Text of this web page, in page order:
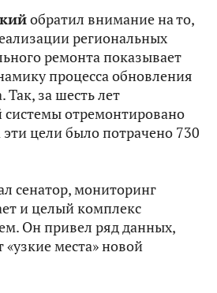
обратил внимание на то,
региональных
ремонта показывает
процесса обновления
за шесть лет
системы отремонтировано
цели было потрачено 730
сенатор, мониторинг
и целый комплекс
Он привел ряд данных,
места» новой